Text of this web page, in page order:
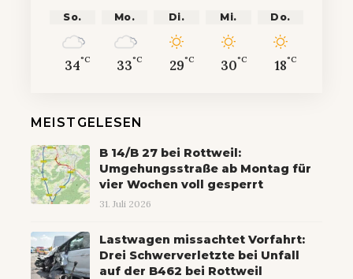
So.
34°C
Mo.
33°C
Di.
29°C
Mi.
30°C
Do.
18°C
MEISTGELESEN
B 14/B 27 bei Rottweil:
Umgehungsstraße ab Montag für
vier Wochen voll gesperrt
31. Juli 2026
Lastwagen missachtet Vorfahrt:
Drei Schwerverletzte bei Unfall
auf der B462 bei Rottweil